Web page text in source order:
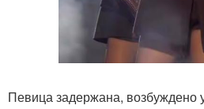
Певица задержана, возбуждено